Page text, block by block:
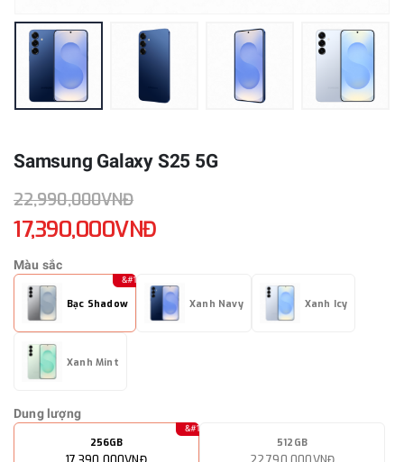
Samsung Galaxy S25 5G
22,990,000VNĐ
17,390,000VNĐ
Màu sắc
Bạc Shadow Xanh Navy Xanh Icy
Xanh Mint
Dung lượng
256GB 512GB